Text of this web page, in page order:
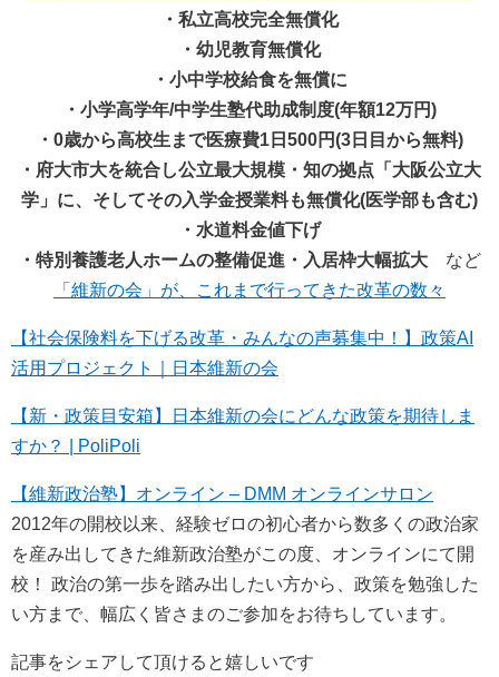
・私立高校完全無償化
・幼児教育無償化
・小中学校給食を無償に
・小学高学年/中学生塾代助成制度(年額12万円)
・0歳から高校生まで医療費1日500円(3日目から無料)
・府大市大を統合し公立最大規模・知の拠点「大阪公立大
学」に、そしてその入学金授業料も無償化(医学部も含む)
・水道料金値下げ
・特別養護老人ホームの整備促進・入居枠大幅拡大 など
「維新の会」が、これまで行ってきた改革の数々
【社会保険料を下げる改革・みんなの声募集中！】政策AI
活用プロジェクト｜日本維新の会
【新・政策目安箱】日本維新の会にどんな政策を期待しま
すか？ | PoliPoli
【維新政治塾】オンライン – DMM オンラインサロン
2012年の開校以来、経験ゼロの初心者から数多くの政治家
を産み出してきた維新政治塾がこの度、オンラインにて開
校！ 政治の第一歩を踏み出したい方から、政策を勉強した
い方まで、幅広く皆さまのご参加をお待ちしています。
記事をシェアして頂けると嬉しいです